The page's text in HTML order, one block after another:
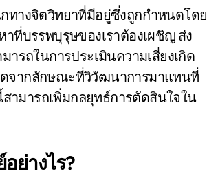
ทางจิตวิทยาที่มีอยู่ซึ่งถูกกำหนดโดย
ที่บรรพบุรุษของเราต้องเผชิญ ส่ง
รถในการประเมินความเสี่ยงเกิด
จากลักษณะที่วิวัฒนาการมาแทนที่
สามารถเพิ่มกลยุทธ์การตัดสินใจใน
ย่างไร?